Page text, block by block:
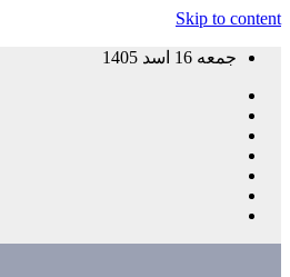
Skip to content
جمعه 16 اسد 1405